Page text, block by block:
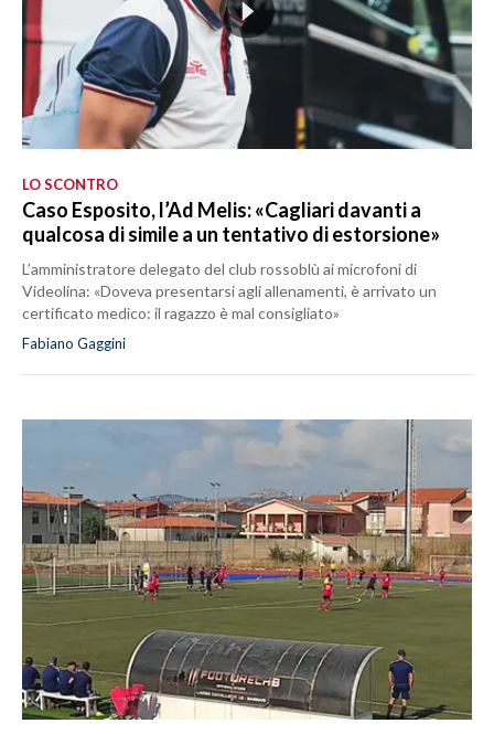
LO SCONTRO
Caso Esposito, l’Ad Melis: «Cagliari davanti a
qualcosa di simile a un tentativo di estorsione»
L’amministratore delegato del club rossoblù ai microfoni di
Videolina: «Doveva presentarsi agli allenamenti, è arrivato un
certificato medico: il ragazzo è mal consigliato»
Fabiano Gaggini